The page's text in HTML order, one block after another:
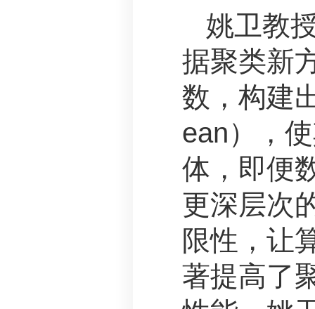
姚卫教
据聚类新
数，构建
ean），
体，即便
更深层次
限性，让
著提高了